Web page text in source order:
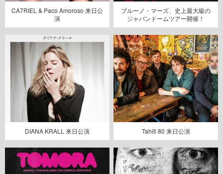
CA7RIEL & Paco Amoroso 来日公
演
ブルーノ・マーズ、史上最大級の
ジャパンドームツアー開催！
DIANA KRALL 来日公演 Tahiti 80 来日公演